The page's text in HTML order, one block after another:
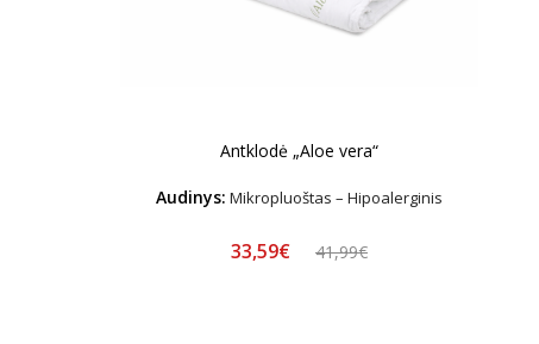
Antklodė „Aloe vera“
Audinys: Mikropluoštas – Hipoalerginis
33,59€ 41,99€